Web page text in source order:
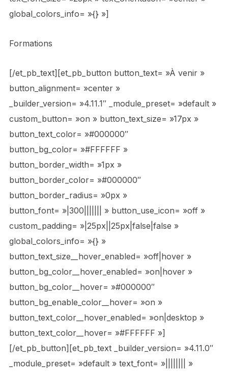
global_colors_info= »{} »]
Formations
[/et_pb_text][et_pb_button button_text= »À venir »
button_alignment= »center »
_builder_version= »4.11.1″ _module_preset= »default »
custom_button= »on » button_text_size= »17px »
button_text_color= »#000000″
button_bg_color= »#FFFFFF »
button_border_width= »1px »
button_border_color= »#000000″
button_border_radius= »0px »
button_font= »|300||||||| » button_use_icon= »off »
custom_padding= »|25px||25px|false|false »
global_colors_info= »{} »
button_text_size__hover_enabled= »off|hover »
button_bg_color__hover_enabled= »on|hover »
button_bg_color__hover= »#000000″
button_bg_enable_color__hover= »on »
button_text_color__hover_enabled= »on|desktop »
button_text_color__hover= »#FFFFFF »]
[/et_pb_button][et_pb_text _builder_version= »4.11.0″
_module_preset= »default » text_font= »|||||||| »